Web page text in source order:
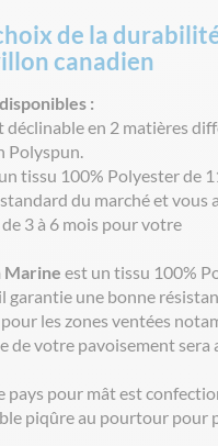
de la
canadien
:
déclinable en 2 matières
Polyspun.
tissu 100% Polyester de
du marché et vous
3 à 6 mois pour votre
Marineest un tissu 100%
garantie une bonne
les zones ventées
de votre pavoisement sera
pays pour mât est
piqûre au pourtour pour